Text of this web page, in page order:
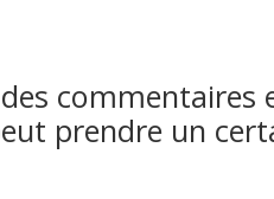
commentaires
prendre un